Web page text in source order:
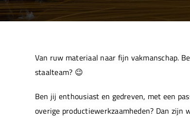
Van ruw materiaal naar fijn vakmanschap.
staalteam? 😉
Ben jij enthousiast en gedreven, met een
overige productiewerkzaamheden? Dan zijn